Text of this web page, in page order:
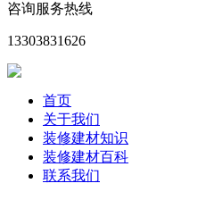
咨询服务热线
13303831626
首页
关于我们
装修建材知识
装修建材百科
联系我们